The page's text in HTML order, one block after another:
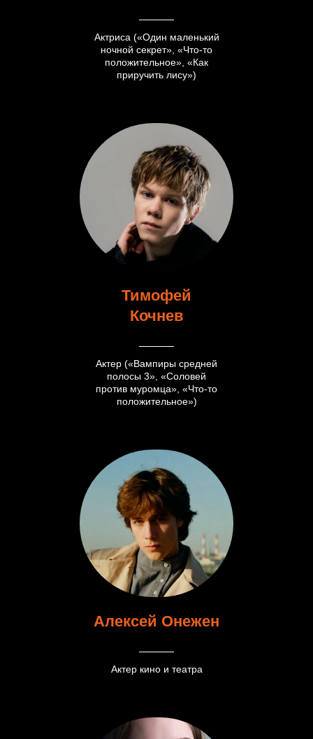
Актриса («Один маленький
ночной секрет», «Что-то
положительное», «Как
приручить лису»)
Тимофей
Кочнев
Актер («Вампиры средней
полосы 3», «Соловей
против муромца», «Что-то
положительное»)
Алексей Онежен
Актер кино и театра